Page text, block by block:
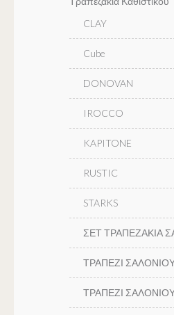
CLAY
Cube
DONOVAN
IROCCO
KAPITONE
RUSTIC
STARKS
ΣΕΤ ΤΡΑΠΕΖΑΚΙΑ
ΤΡΑΠΕΖΙ ΣΑΛΟΝΙΟΥ
ΤΡΑΠΕΖΙ